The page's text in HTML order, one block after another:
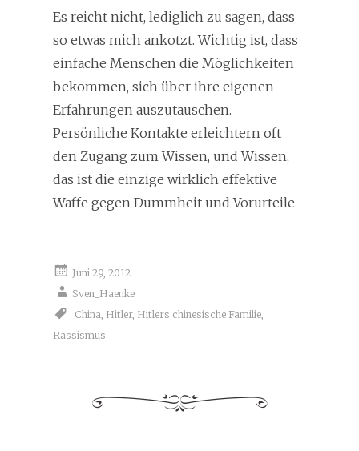
Es reicht nicht, lediglich zu sagen, dass
so etwas mich ankotzt. Wichtig ist, dass
einfache Menschen die Möglichkeiten
bekommen, sich über ihre eigenen
Erfahrungen auszutauschen.
Persönliche Kontakte erleichtern oft
den Zugang zum Wissen, und Wissen,
das ist die einzige wirklich effektive
Waffe gegen Dummheit und Vorurteile.
Juni 29, 2012
Sven_Haenke
China Hitler, Hitlers chinesische Familie
Rassismus